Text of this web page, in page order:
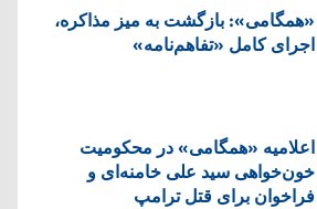
«همگامی»: بازگشت به میز مذاکره،
اجرای کامل «تفاهم‌نامه»
اعلامیه «همگامی» در محکومیت
خون‌خواهی سید علی خامنه‌ای و
فراخوان برای قتل ترامپ